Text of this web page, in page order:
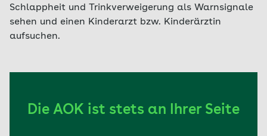
Schlappheit und Trinkverweigerung als Warnsignale
sehen und einen Kinderarzt bzw. Kinderärztin
aufsuchen.
Die AOK ist stets an Ihrer Seite